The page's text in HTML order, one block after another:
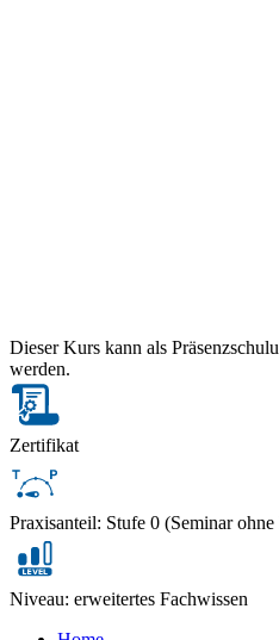
Dieser Kurs kann als
werden.
Zertifikat
Praxisanteil: Stufe 0 (Seminar ohne
Niveau: erweitertes Fachwissen